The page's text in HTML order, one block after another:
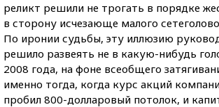
реликт решили не трогать в порядке
в сторону исчезающе малого
По иронии судьбы, эту иллюзию
решило развеять не в какую-нибудь
2008 года, на фоне всеобщего
именно тогда, когда курс акций
пробил 800-долларовый потолок, и